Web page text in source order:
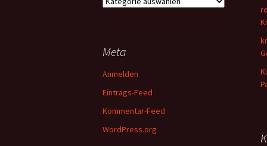
Meta
Anmelden
Eintrags-Feed
Kommentar-Feed
WordPress.org